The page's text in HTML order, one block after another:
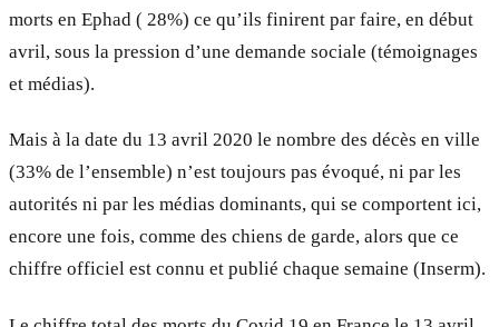
morts en Ephad ( 28%) ce qu’ils finirent par faire, en début
avril, sous la pression d’une demande sociale (témoignages
et médias).
Mais à la date du 13 avril 2020 le nombre des décès en ville
(33% de l’ensemble) n’est toujours pas évoqué, ni par les
autorités ni par les médias dominants, qui se comportent ici,
encore une fois, comme des chiens de garde, alors que ce
chiffre officiel est connu et publié chaque semaine (Inserm).